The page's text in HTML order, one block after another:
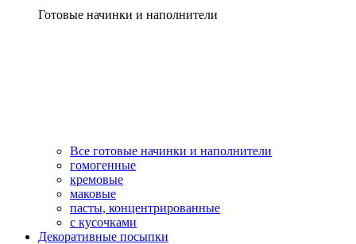
Готовые начинки и наполнители
Все готовые начинки и наполнители
гомогенные
кремовые
маковые
пасты, концентрированные
с кусочками
Декоративные посыпки